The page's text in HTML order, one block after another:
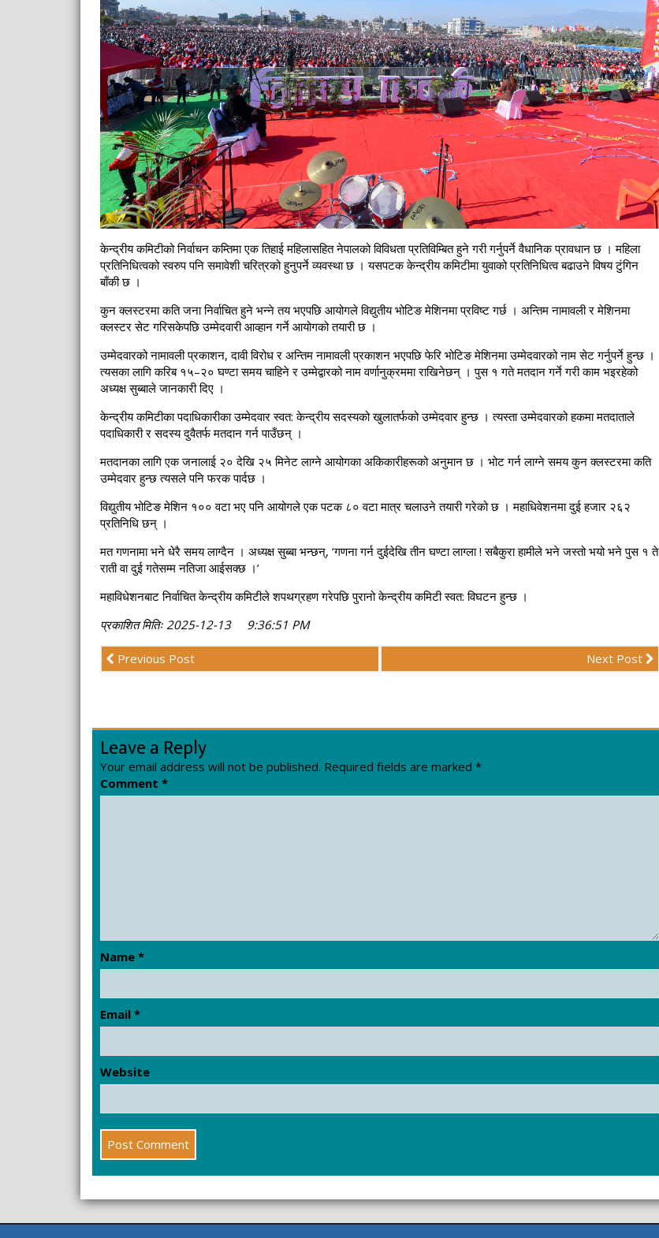
केन्द्रीय कमिटीको निर्वाचन कम्तिमा एक तिहाई महिलासहित नेपालको विविधता प्रतिविम्बित हुने गरी गर्नुपर्ने वैधानिक प्रावधान छ । महिला
प्रतिनिधित्वको स्वरुप पनि समावेशी चरित्रको हुनुपर्ने व्यवस्था छ । यसपटक केन्द्रीय कमिटीमा युवाको प्रतिनिधित्व बढाउने विषय टुंगिन
बाँकी छ ।
कुन क्लस्टरमा कति जना निर्वाचित हुने भन्ने तय भएपछि आयोगले विद्युतीय भोटिङ मेशिनमा प्रविष्ट गर्छ । अन्तिम नामावली र मेशिनमा
क्लस्टर सेट गरिसकेपछि उम्मेदवारी आव्हान गर्ने आयोगको तयारी छ ।
उम्मेदवारको नामावली प्रकाशन, दावी विरोध र अन्तिम नामावली प्रकाशन भएपछि फेरि भोटिङ मेशिनमा उम्मेदवारको नाम सेट गर्नुपर्ने हुन्छ ।
त्यसका लागि करिब १५–२० घण्टा समय चाहिने र उम्मेद्वारको नाम वर्णानुक्रममा राखिनेछन् । पुस १ गते मतदान गर्ने गरी काम भइरहेको
अध्यक्ष सुब्बाले जानकारी दिए ।
केन्द्रीय कमिटीका पदाधिकारीका उम्मेदवार स्वत: केन्द्रीय सदस्यको खुलातर्फको उम्मेदवार हुन्छ । त्यस्ता उम्मेदवारको हकमा मतदाताले
पदाधिकारी र सदस्य दुवैतर्फ मतदान गर्न पाउँछन् ।
मतदानका लागि एक जनालाई २० देखि २५ मिनेट लाग्ने आयोगका अकिकारीहरूको अनुमान छ । भोट गर्न लाग्ने समय कुन क्लस्टरमा कति
उम्मेदवार हुन्छ त्यसले पनि फरक पार्दछ ।
विद्युतीय भोटिङ मेशिन १०० वटा भए पनि आयोगले एक पटक ८० वटा मात्र चलाउने तयारी गरेको छ । महाधिवेशनमा दुई हजार २६२
प्रतिनिधि छन् ।
मत गणनामा भने धेरै समय लाग्दैन । अध्यक्ष सुब्बा भन्छन्, ‘गणना गर्न दुईदेखि तीन घण्टा लाग्ला ! सबैकुरा हामीले भने जस्तो भयो भने पुस १ ते
राती वा दुई गतेसम्म नतिजा आईसक्छ ।’
महाविधेशनबाट निर्वाचित केन्द्रीय कमिटीले शपथग्रहण गरेपछि पुरानो केन्द्रीय कमिटी स्वत: विघटन हुन्छ ।
प्रकाशित मितिः 2025-12-13 9:36:51 PM
Previous Post Next Post
Leave a Reply
Your email address will not be published. Required fields are marked *
Comment *
Name *
Email *
Website